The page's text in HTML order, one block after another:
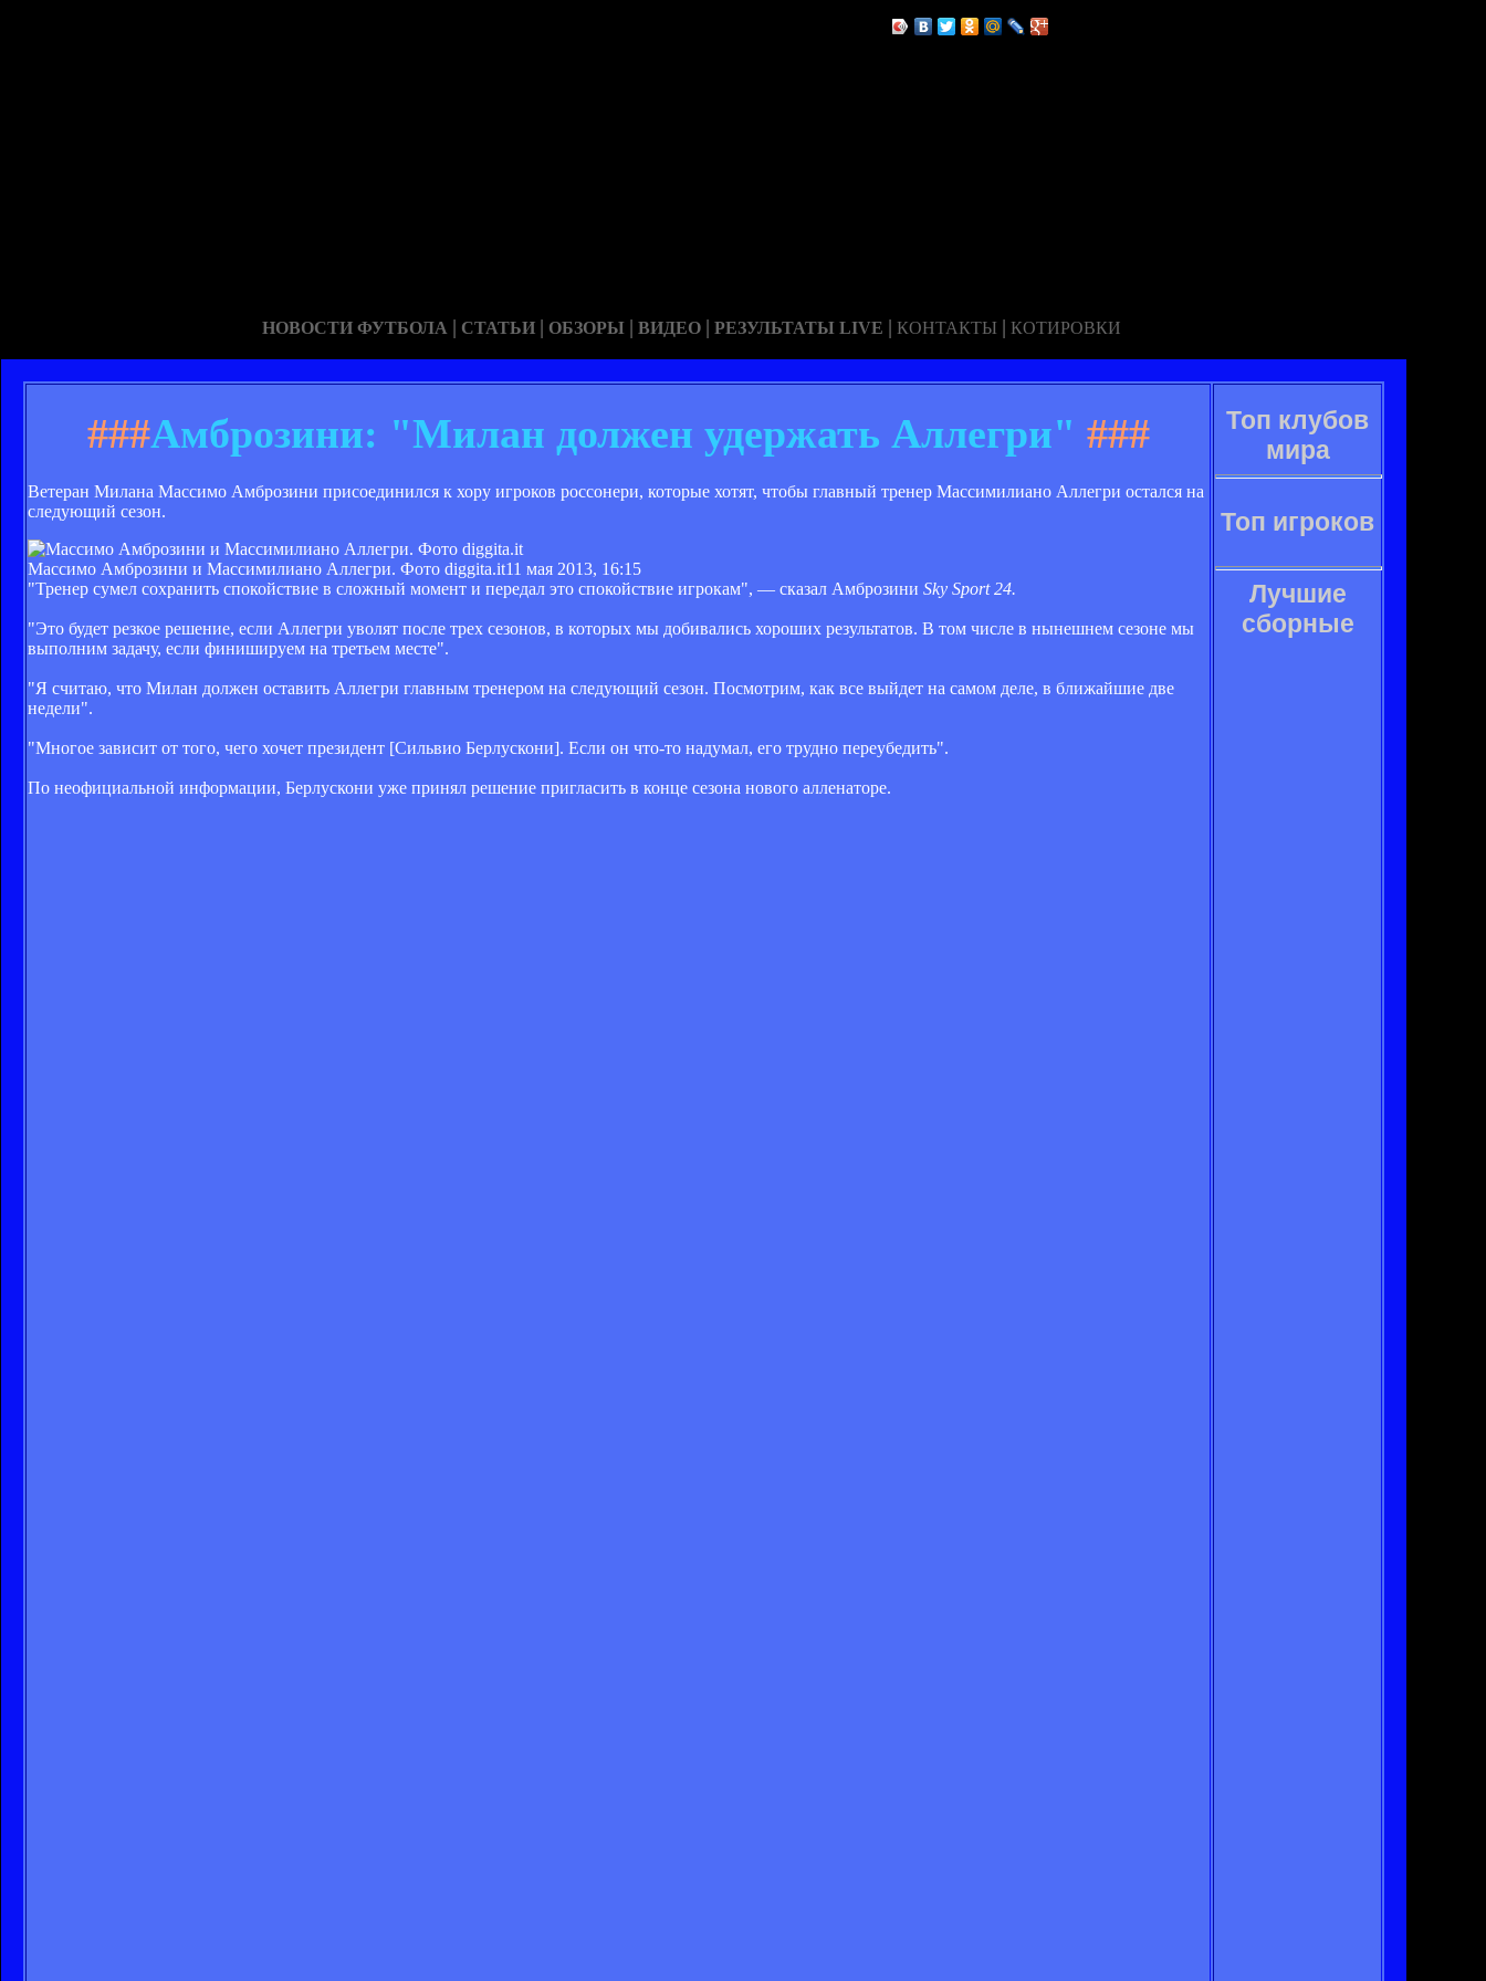
НОВОСТИ ФУТБОЛА | СТАТЬИ | ОБЗОРЫ | ВИДЕО | РЕЗУЛЬТАТЫ LIVE | КОНТАКТЫ | КОТИРОВКИ
###Амброзини: "Милан должен удержать Аллегри" ###
Ветеран Милана Массимо Амброзини присоединился к хору игроков россонери, которые хотят, чтобы главный тренер Массимилиано Аллегри остался на
следующий сезон.
Массимо Амброзини и Массимилиано Аллегри. Фото diggita.it11 мая 2013, 16:15
"Тренер сумел сохранить спокойствие в сложный момент и передал это спокойствие игрокам", — сказал Амброзини Sky Sport 24.
"Это будет резкое решение, если Аллегри уволят после трех сезонов, в которых мы добивались хороших результатов. В том числе в нынешнем сезоне мы
выполним задачу, если финишируем на третьем месте".
"Я считаю, что Милан должен оставить Аллегри главным тренером на следующий сезон. Посмотрим, как все выйдет на самом деле, в ближайшие две
недели".
"Многое зависит от того, чего хочет президент [Сильвио Берлускони]. Если он что-то надумал, его трудно переубедить".
По неофициальной информации, Берлускони уже принял решение пригласить в конце сезона нового алленаторе.
Топ клубов
мира
Топ игроков
Лучшие
сборные